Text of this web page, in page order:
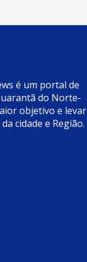
é um portal de
do Norte-
objetivo e levar
cidade e Região.